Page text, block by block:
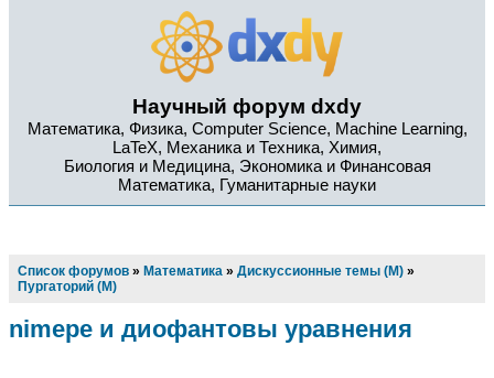
Научный форум dxdy
Математика, Физика, Computer Science, Machine Learning,
LaTeX, Механика и Техника, Химия,
Биология и Медицина, Экономика и Финансовая
Математика, Гуманитарные науки
Список форумов » Математика » Дискуссионные темы (М) »
Пургаторий (М)
nimepe и диофантовы уравнения